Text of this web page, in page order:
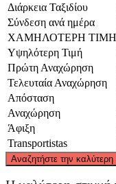
Διάρκεια Ταξιδίου
Σύνδεση ανά ημέρα
ΧΑΜΗΛΟΤΕΡΗ ΤΙΜΗ
Υψηλότερη Τιμή
Πρώτη Αναχώρηση
Τελευταία Αναχώρηση
Απόσταση
Αναχώρηση
Άφιξη
Transportistas
Αναζητήστε την καλύτερη